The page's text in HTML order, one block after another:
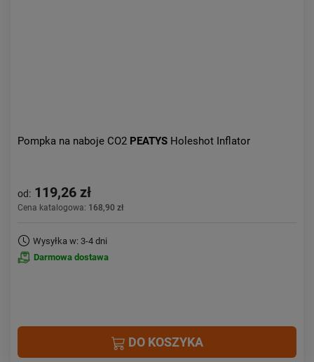
Pompka na naboje CO2 PEATYS Holeshot Inflator
od: 119,26 zł
Cena katalogowa: 168,90 zł
Wysyłka w: 3-4 dni
Darmowa dostawa
DO KOSZYKA